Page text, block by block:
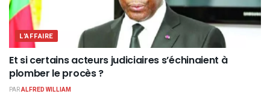
L'AFFAIRE
Et si certains acteurs judiciaires s’échinaient à
plomber le procès ?
PARALFRED WILLIAM